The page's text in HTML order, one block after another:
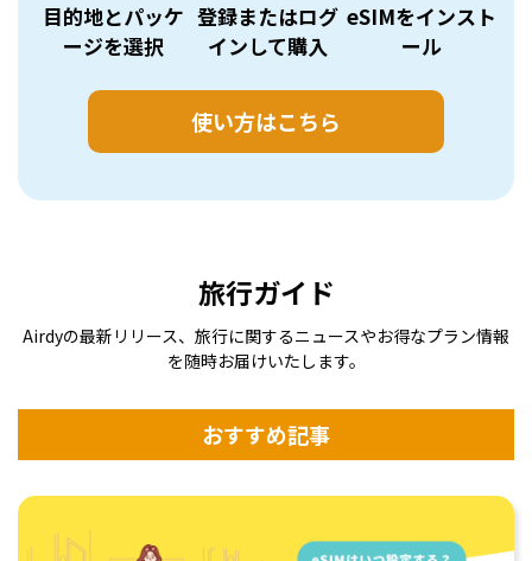
目的地とパッケ
ージを選択
登録またはログ
インして購入
eSIMをインスト
ール
インして購入
使い方はこちら
旅行ガイド
Airdyの最新リリース、旅行に関するニュースやお得なプラン情報
を随時お届けいたします。
おすすめ記事